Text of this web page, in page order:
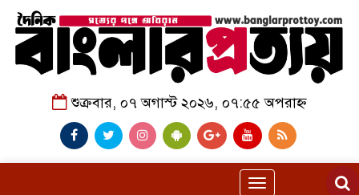
শুক্রবার, ০৭ অগাস্ট ২০২৬, ০৭:৫৫ অপরাহ্ন
Toggle